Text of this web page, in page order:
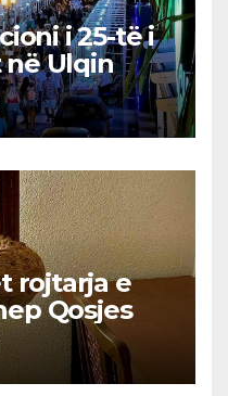
i 25-të i
Ulqin
rojtarja e
Qosjes